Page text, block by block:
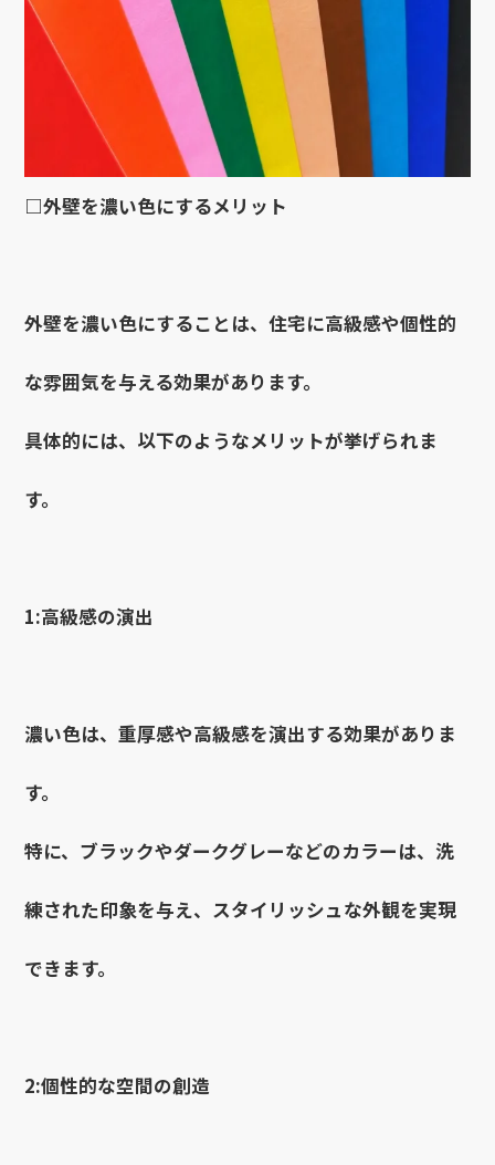
□外壁を濃い色にするメリット
外壁を濃い色にすることは、住宅に高級感や個性的
な雰囲気を与える効果があります。
具体的には、以下のようなメリットが挙げられま
す。
1:高級感の演出
濃い色は、重厚感や高級感を演出する効果がありま
す。
特に、ブラックやダークグレーなどのカラーは、洗
練された印象を与え、スタイリッシュな外観を実現
できます。
2:個性的な空間の創造